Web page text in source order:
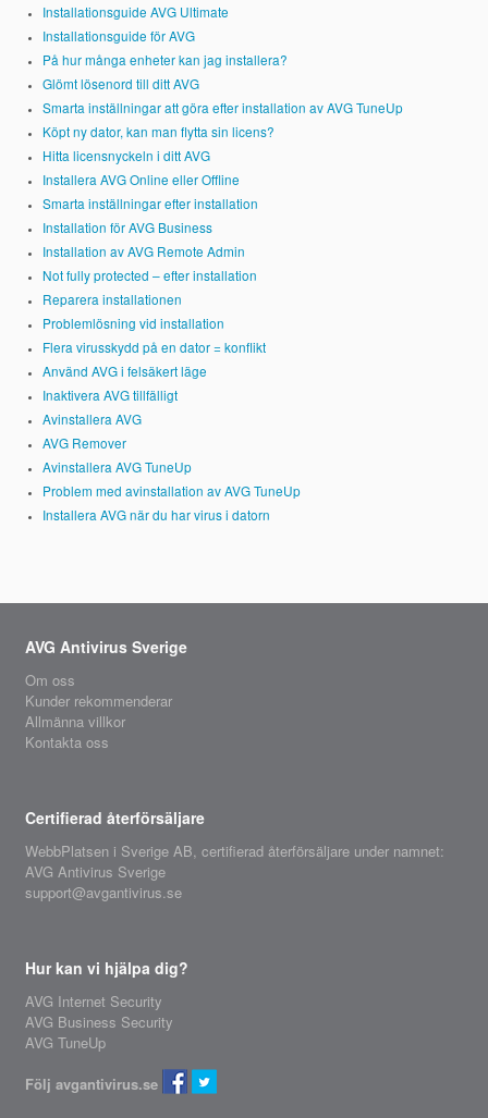
Installationsguide AVG Ultimate
Installationsguide för AVG
På hur många enheter kan jag installera?
Glömt lösenord till ditt AVG
Smarta inställningar att göra efter installation av AVG TuneUp
Köpt ny dator, kan man flytta sin licens?
Hitta licensnyckeln i ditt AVG
Installera AVG Online eller Offline
Smarta inställningar efter installation
Installation för AVG Business
Installation av AVG Remote Admin
Not fully protected – efter installation
Reparera installationen
Problemlösning vid installation
Flera virusskydd på en dator = konflikt
Använd AVG i felsäkert läge
Inaktivera AVG tillfälligt
Avinstallera AVG
AVG Remover
Avinstallera AVG TuneUp
Problem med avinstallation av AVG TuneUp
Installera AVG när du har virus i datorn
AVG Antivirus Sverige
Om oss
Kunder rekommenderar
Allmänna villkor
Kontakta oss
Certifierad återförsäljare
WebbPlatsen i Sverige AB, certifierad återförsäljareunder namnet:
AVG Antivirus Sverige
support@avgantivirus.se
Hur kan vi hjälpa dig?
AVG Internet Security
AVG Business Security
AVG TuneUp
Följ avgantivirus.se